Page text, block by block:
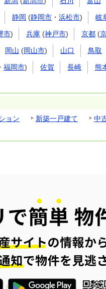
静岡 (静岡市 ・浜松市) 岐
市) 兵庫 (神戸市) 京都 (
岡山 (岡山市) 山口 鳥取
・ 福岡市) 佐賀 長崎 熊
ョン 新築一戸建て 中